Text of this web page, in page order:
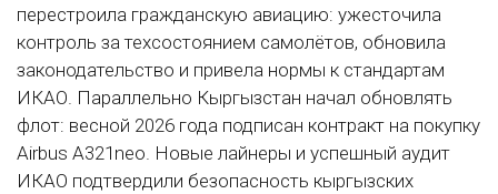
перестроила гражданскую авиацию: ужесточила
контроль за техсостоянием самолётов, обновила
законодательство и привела нормы к стандартам
ИКАО. Параллельно Кыргызстан начал обновлять
флот: весной 2026 года подписан контракт на покупку
Airbus A321neo. Новые лайнеры и успешный аудит
ИКАО подтвердили безопасность кыргызских